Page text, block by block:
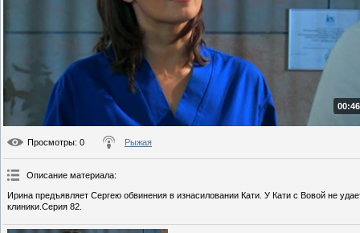
Просмотры: 0 Рыжая
Описание материала:
Ирина предъявляет Сергею обвинения в изнасиловании Кати. У Кати с Вовой не
клиники.Серия 82.